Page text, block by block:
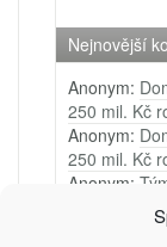
Nejnovější
Anonym:
250 mil. Kč
Anonym:
250 mil. Kč
Anonym: